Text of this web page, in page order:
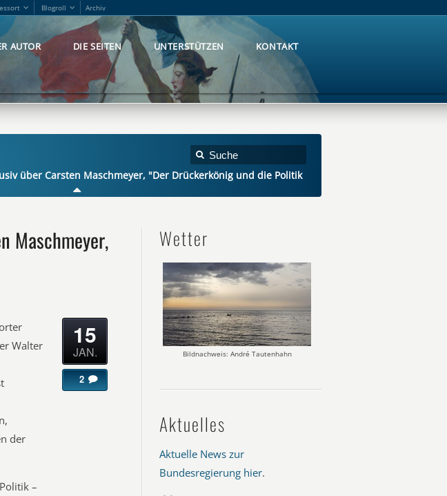
Blogroll Archiv
AUTOR DIE SEITEN UNTERSTÜTZEN KONTAKT
über Carsten Maschmeyer, "Der Drückerkönig und die Politik
Maschmeyer,
Walter
der
–
15
JAN.
2
Wetter
Bildnachweis: André Tautenhahn
Aktuelles
Aktuelle News zur
Bundesregierung hier.
Blogroll Archiv
AUTOR DIE SEITEN UNTERSTÜTZEN KONTAKT